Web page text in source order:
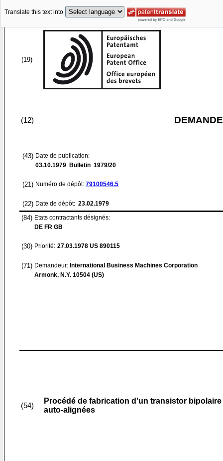
Translate this text into
(19)
(12)
(43) Date de publication:
03.10.1979 Bulletin 1979/20
(21) Numéro de dépôt: 79100546.5
(22) Date de dépôt: 23.02.1979
(84) Etats contractants désignés:
DE FR GB
(30) Priorité: 27.03.1978 US 890115
(71) Demandeur: International Business Machines Corporation
Armonk, N.Y. 10504 (US)
(54)
Procédé de fabrication d'un transistor
auto-alignées